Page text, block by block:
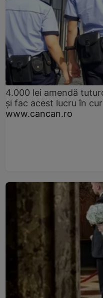
4.000 lei amendă
și fac acest lucru în
www.cancan.ro